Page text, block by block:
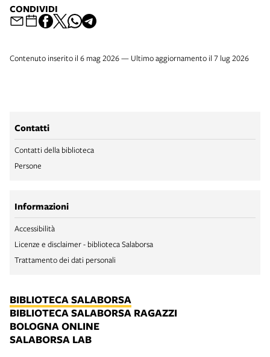
CONDIVIDI
Contenuto inserito il 6 mag 2026 — Ultimo aggiornamento il 7 lug 2026
Contatti
Contatti della biblioteca
Persone
Informazioni
Accessibilità
Licenze e disclaimer - biblioteca Salaborsa
Trattamento dei dati personali
BIBLIOTECA SALABORSA
BIBLIOTECA SALABORSA RAGAZZI
BOLOGNA ONLINE
SALABORSA LAB